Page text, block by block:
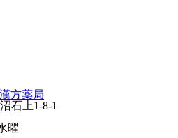
石上1-8-1
曜